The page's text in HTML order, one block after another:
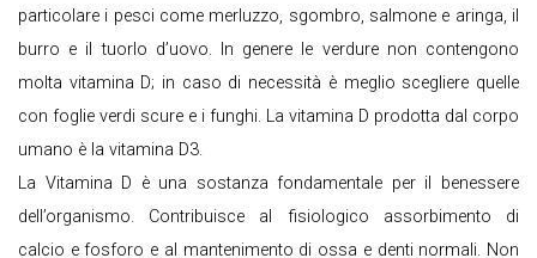
particolare i pesci come merluzzo, sgombro, salmone e aringa, il
burro e il tuorlo d’uovo. In genere le verdure non contengono
molta vitamina D; in caso di necessità è meglio scegliere quelle
con foglie verdi scure e i funghi. La vitamina D prodotta dal corpo
umano è la vitamina D3.
La Vitamina D è una sostanza fondamentale per il benessere
dell’organismo. Contribuisce al fisiologico assorbimento di
calcio e fosforo e al mantenimento di ossa e denti normali. Non